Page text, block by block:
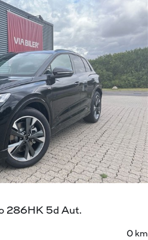
286HK 5d Aut.
0 km